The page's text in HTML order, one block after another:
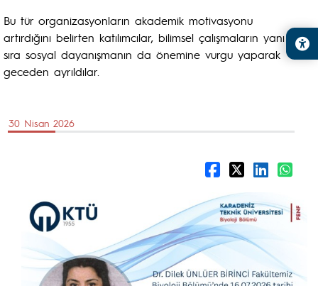
Bu tür organizasyonların akademik motivasyonu
artırdığını belirten katılımcılar, bilimsel çalışmaların yanı
sıra sosyal dayanışmanın da önemine vurgu yaparak
geceden ayrıldılar.
30 Nisan 2026